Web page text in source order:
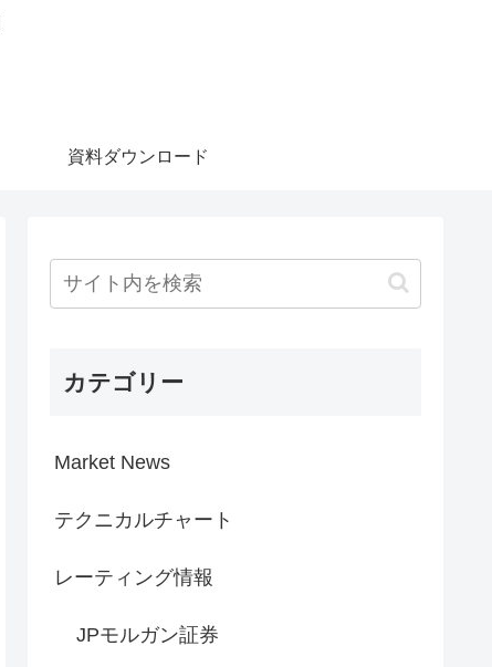
資料ダウンロード
カテゴリー
Market News
テクニカルチャート
レーティング情報
JPモルガン証券